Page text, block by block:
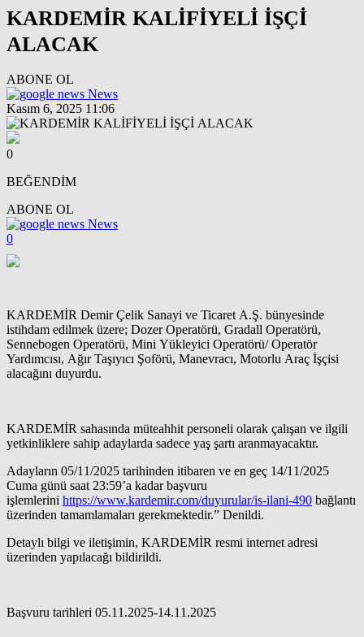
KARDEMİR KALİFİYELİ İŞÇİ
ALACAK
ABONE OL
News
Kasım 6, 2025 11:06
0
BEĞENDİM
ABONE OL
News
0
KARDEMİR Demir Çelik Sanayi ve Ticaret A.Ş. bünyesinde
istihdam edilmek üzere; Dozer Operatörü, Gradall Operatörü,
Sennebogen Operatörü, Mini Yükleyici Operatörü/ Operatör
Yardımcısı, Ağır Taşıyıcı Şoförü, Manevracı, Motorlu Araç İşçisi
alacağını duyurdu.
KARDEMİR sahasında müteahhit personeli olarak çalışan ve ilgili
yetkinliklere sahip adaylarda sadece yaş şartı aranmayacaktır.
Adayların 05/11/2025 tarihinden itibaren ve en geç 14/11/2025
Cuma günü saat 23:59’a kadar başvuru
işlemlerini https://www.kardemir.com/duyurular/is-ilani-490 bağlantı
üzerinden tamamlamaları gerekmektedir.” Denildi.
Detaylı bilgi ve iletişimin, KARDEMİR resmi internet adresi
üzerinden yapılacağı bildirildi.
Başvuru tarihleri 05.11.2025-14.11.2025